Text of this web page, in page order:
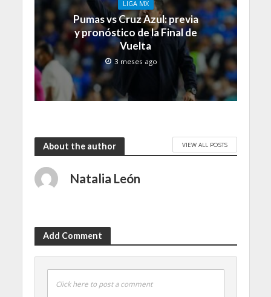
LIGA MX
Pumas vs Cruz Azul: previa
y pronóstico de la Final de
Vuelta
3 meses ago
About the author VIEW ALL POSTS
Natalia León
Add Comment
Click here to post a comment